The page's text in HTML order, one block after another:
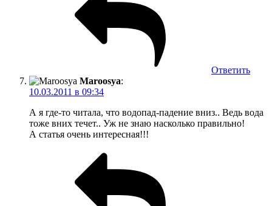
Ответить
Maroosya:
10.03.2011 в 09:34
А я где-то читала, что водопад-падение вниз.. Ведь вода
тоже вних течет.. Уж не знаю насколько правильно!
А статья очень интересная!!!